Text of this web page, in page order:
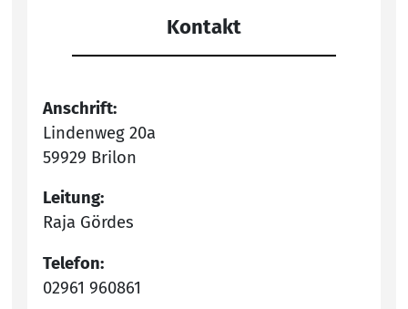
Kontakt
Anschrift:
Lindenweg 20a
59929 Brilon
Leitung:
Raja Gördes
Telefon:
02961 960861